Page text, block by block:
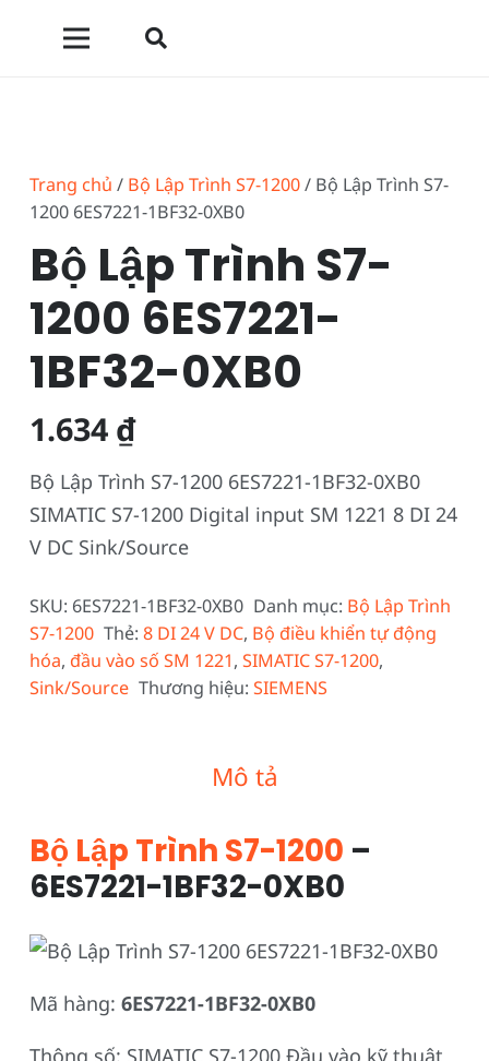
Trang chủ / Bộ Lập Trình S7-1200/ Bộ Lập Trình S7-
1200 6ES7221-1BF32-0XB0
Bộ Lập Trình S7-
1200 6ES7221-
1BF32-0XB0
1.634 ₫
Bộ Lập Trình S7-1200 6ES7221-1BF32-0XB0
SIMATIC S7-1200 Digital input SM 1221 8 DI 24
V DC Sink/Source
SKU: 6ES7221-1BF32-0XB0 Danh mục: Bộ Lập Trình
S7-1200 Thẻ:8 DI 24 V DC, Bộ điều khiển tự động
hóa, đầu vào số SM 1221, SIMATIC S7-1200,
Sink/Source Thương hiệu:SIEMENS
Mô tả
Bộ Lập Trình S7-1200 –
6ES7221-1BF32-0XB0
Mã hàng: 6ES7221-1BF32-0XB0